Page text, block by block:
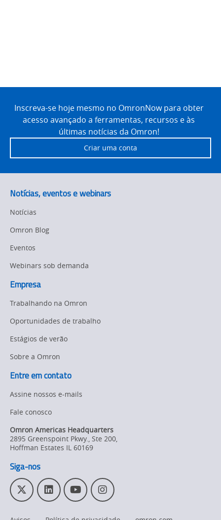
FooterInscreva-se hoje mesmo no OmronNow para obter
acesso avançado a ferramentas, recursos e às
últimas notícias da Omron!
Criar uma conta
Notícias, eventos e webinars
Notícias
Omron Blog
Eventos
Webinars sob demanda
Empresa
Trabalhando na Omron
Oportunidades de trabalho
Estágios de verão
Sobre a Omron
Entre em contato
Assine nossos e-mails
Fale conosco
Omron Americas Headquarters
2895 Greenspoint Pkwy., Ste 200,
Hoffman Estates IL 60169
Siga-nos
T
w
L
i
n
Y
o
u
I
n
s